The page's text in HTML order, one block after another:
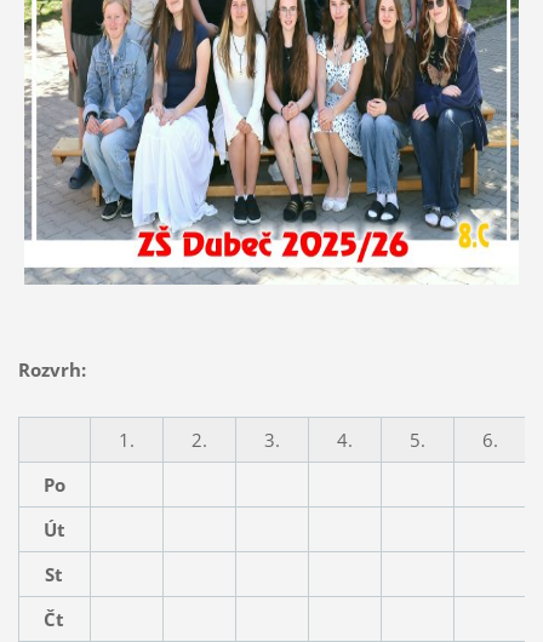
Rozvrh:
1. 2. 3. 4. 5.
6.
Po
Út
St
Čt